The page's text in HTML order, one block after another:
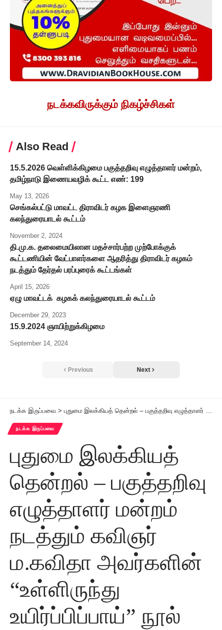
நடக்கவிருக்கும் நிகழ்ச்சிகள்
Also Read
15.5.2026 வெள்ளிக்கிழமை பகுத்தறிவு எழுத்தாளர் மன்றம்,
தமிழ்நாடு இணையவழிக் கூட்ட எண்: 199
May 13, 2026
செங்கல்பட்டு மாவட்ட திராவிடர் கழக இளைஞரணி
கலந்துரையாடல் கூட்டம்
November 2, 2024
தி.மு.க. தலைமையிலான மதச்சார்பற்ற முற்போக்குக்
கூட்டணியின் வேட்பாளர்களை ஆதரித்து திராவிடர் கழகம்
நடத்தும் தேர்தல் பரப்புரைக் கூட்டங்கள்
April 15, 2026
ஏழு மாவட்டக் கழகக் கலந்துரையாடல் கூட்டம்
December 29, 2023
15.9.2024 ஞாயிற்றுக்கிழமை
September 14, 2024
Previous Next
நடக்க இருப்பவை > புதுமை இலக்கியத் தென்றல் – பகுத்தறிவு எழுத்தாளர் மன்றம் நடத்தும் கவிஞர் ம.கவிதா அவர்களின் “உள்ளிருந்து உயிர்ப்பிப்பாய்” நூல் வெளியீட்டு விழா!
நடக்க இருப்பவை
புதுமை இலக்கியத்
தென்றல் – பகுத்தறிவு
எழுத்தாளர் மன்றம்
நடத்தும் கவிஞர்
ம.கவிதா அவர்களின்
“உள்ளிருந்து
உயிர்ப்பிப்பாய்” நூல்